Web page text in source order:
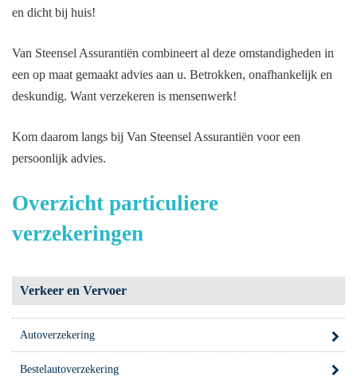
en dicht bij huis!
Van Steensel Assurantiën combineert al deze omstandigheden in
een op maat gemaakt advies aan u. Betrokken, onafhankelijk en
deskundig. Want verzekeren is mensenwerk!
Kom daarom langs bij Van Steensel Assurantiën voor een
persoonlijk advies.
Overzicht particuliere
verzekeringen
Verkeer en Vervoer
Autoverzekering
Bestelautoverzekering